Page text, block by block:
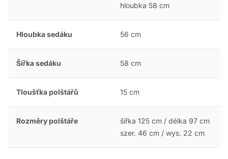
hloubka 58 cm
Hloubka sedáku 56 cm
Šířka sedáku 58 cm
Tloušťka polštářů 15 cm
Rozměry polštáře
šířka 125 cm / délka 97 cm
szer. 46 cm / wys. 22 cm